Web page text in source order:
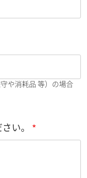
や消耗品 等）の場合
い。